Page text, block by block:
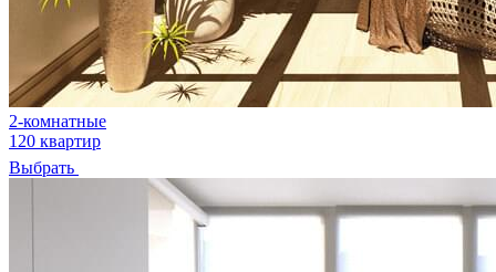
2-комнатные
120 квартир
Выбрать